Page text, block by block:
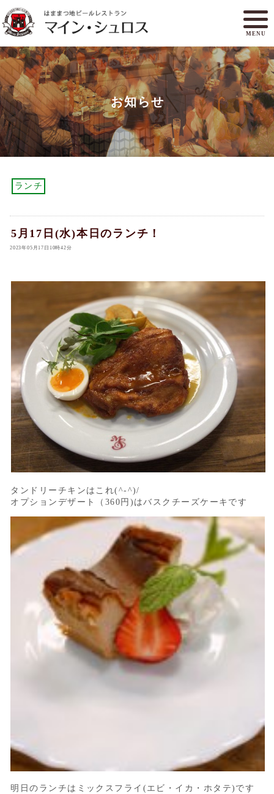
MENU
メニュー
ランチ
アクセスマップ
マイン・シュロスとは
オンラインショップ
お知らせ
ランチ
5月17日(水)本日のランチ！
2023年05月17日10時42分
タンドリーチキンはこれ(^-^)/
オプションデザート（360円)はバスクチーズケーキです
明日のランチはミックスフライ(エビ・イカ・ホタテ)です